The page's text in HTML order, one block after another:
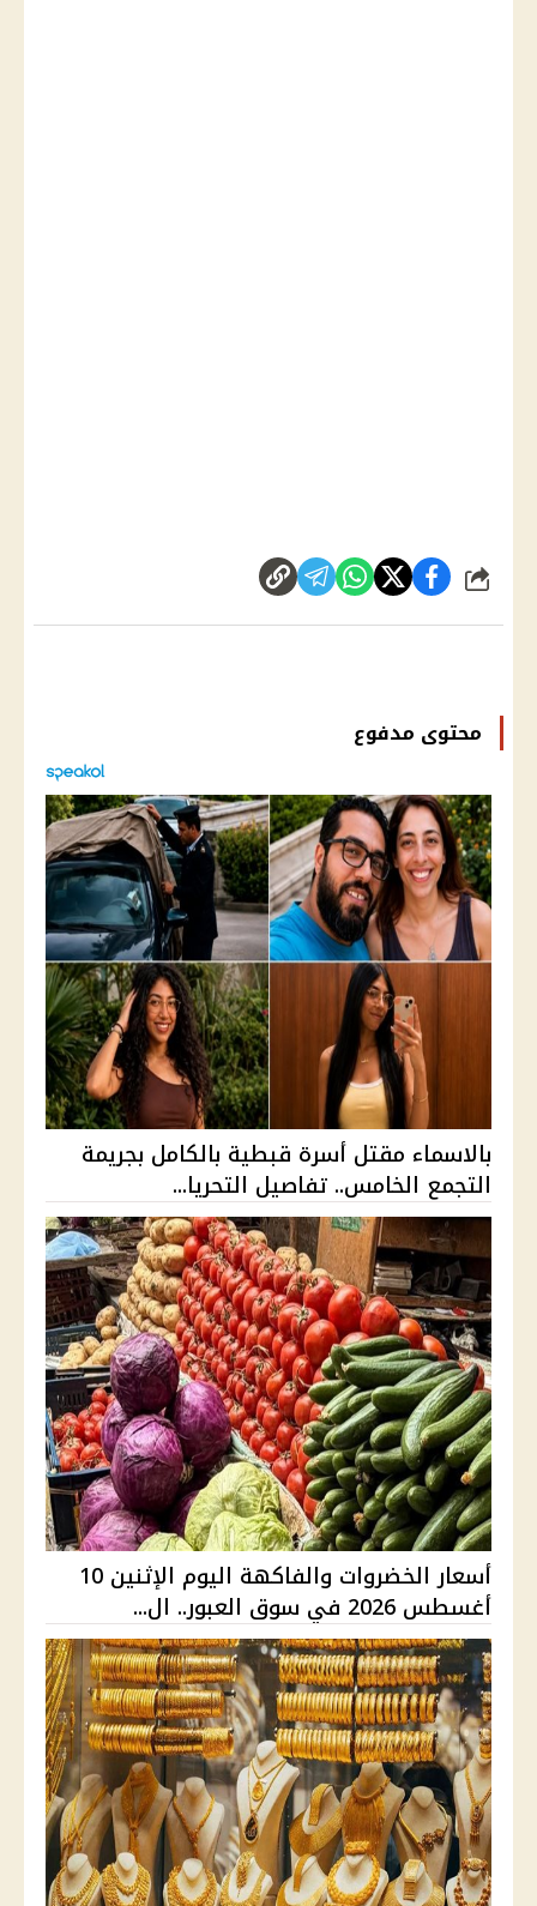
شارك
محتوى مدفوع
بالاسماء مقتل أسرة قبطية بالكامل بجريمة
التجمع الخامس.. تفاصيل التحريا...
أسعار الخضروات والفاكهة اليوم الإثنين 10
أغسطس 2026 في سوق العبور.. ال...